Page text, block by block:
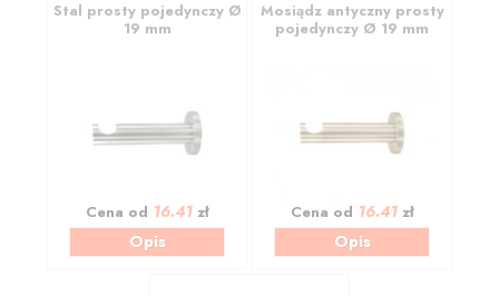
Stal prosty pojedynczy Ø
19 mm
Cena od 16.41zł
Opis
Mosiądz antyczny prosty
pojedynczy Ø 19 mm
Cena od 16.41zł
Opis